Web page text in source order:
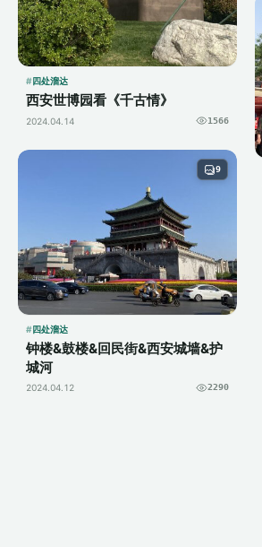
四处溜达
西安世博园看《千古情》
2024.04.14 1566
9
四处溜达
钟楼&鼓楼&回民街&西安城墙&护
城河
2024.04.12 2290